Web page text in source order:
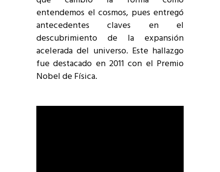
entendemos el cosmos, pues entregó
antecedentes claves en el
descubrimiento de la expansión
acelerada del universo. Este hallazgo
fue destacado en 2011 con el Premio
Nobel de Física.